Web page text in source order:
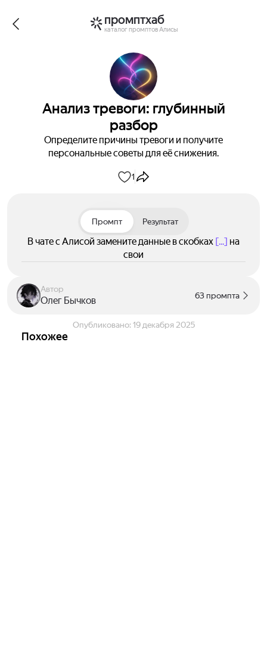
промптхаб
каталог промптов Алисы
Анализ тревоги: глубинный
разбор
Определите причины тревоги и получите
персональные советы для её снижения.
1
Промпт Результат
В чате с Алисой замените данные в скобках [...] на
свои
Автор
Олег Бычков 63 промпта
Опубликовано: 19 декабря 2025
Похожее